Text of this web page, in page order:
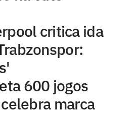
critica ida
600 jogos
marca